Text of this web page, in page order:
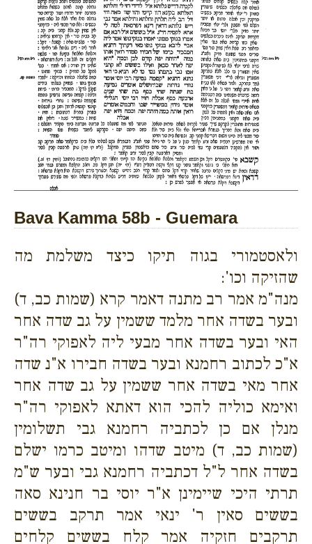
Bava Kamma 58b - Guemara
ולאסטמורי בגוה תיקו כיצד משלמת מה
שהזיקה וכו':
מנה"מ אמר רב מתנה דאמר קרא (שמות כב, ד)
ובער בשדה אחר מלמד ששמין על גב שדה אחר
האי ובער בשדה אחר מבעי ליה לאפוקי רה"ר
א"כ לכתוב רחמנא ובער בשדה חבירו א"נ שדה
אחר מאי בשדה אחר ששמין על גב שדה אחר
ואימא כוליה להכי הוא דאתא לאפוקי רה"ר
מנלן אם כן לכתביה רחמנא גבי תשלומין
(שמות כב, ד) מיטב שדהו ומיטב כרמו ישלם
בשדה אחר ל"ל דכתביה רחמנא גבי ובער ש"מ
תרתי היכי שיימינן א"ר יוסי בר חנינא סאה
בששים סאין ר' ינאי אמר תרקב בששים
תרקבים חזקיה אמר קלח בששים קלחים